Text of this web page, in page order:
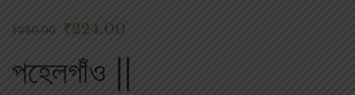
₹280.00 ₹224.00
পহেলগাঁও ||